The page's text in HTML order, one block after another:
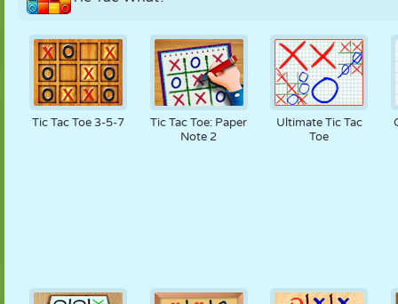
Tic Tac Toe 3-5-7
Tic Tac Toe: Paper
Note 2
Ultimate Tic Tac
Toe